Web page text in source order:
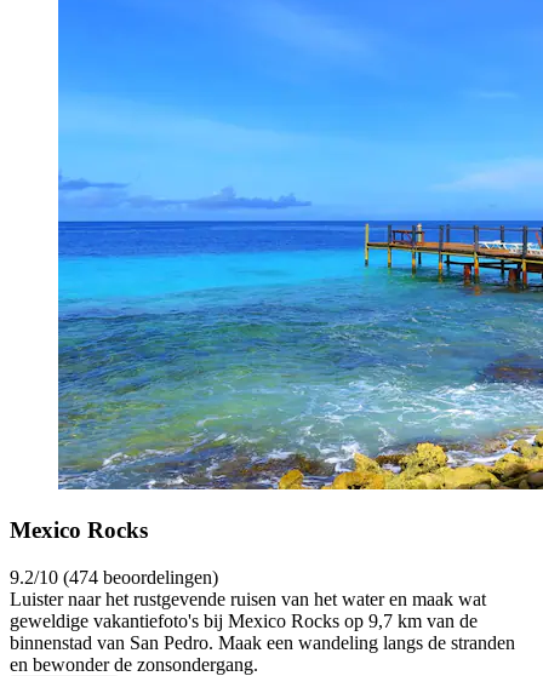
Mexico Rocks
9.2/10 (474 beoordelingen)
Luister naar het rustgevende ruisen van het water en maak wat
geweldige vakantiefoto's bij Mexico Rocks op 9,7 km van de
binnenstad van San Pedro. Maak een wandeling langs de stranden
en bewonder de zonsondergang.